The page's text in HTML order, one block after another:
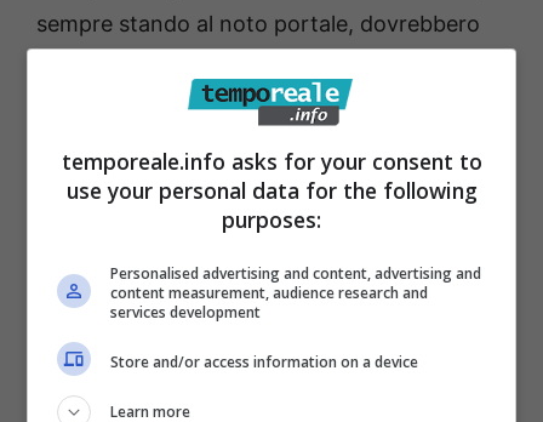
sempre stando al noto portale, dovrebbero
questo contesto, sono particolarmente
parte del settore adriatico, ma la
“burrasca di
vento si estenderà rapidamente a tutte le
temporeale.info asks for your consent to
use your personal data for the following
purposes:
Personalised advertising and content, advertising and
content measurement, audience research and
services development
Store and/or access information on a device
Learn more